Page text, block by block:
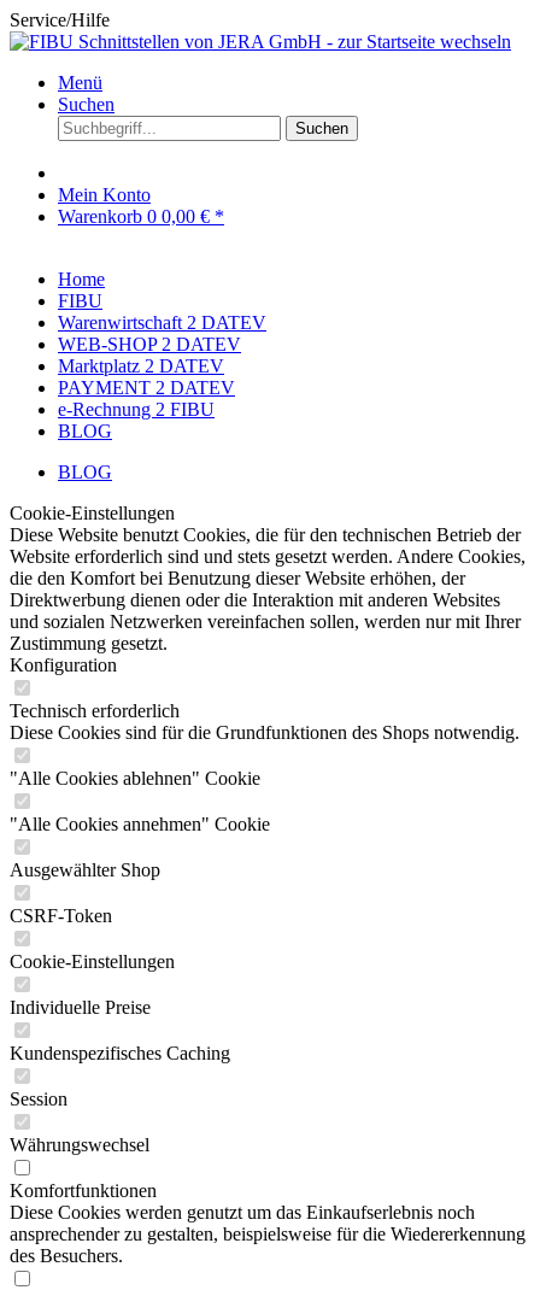
Service/Hilfe
Menü
Suchen
Suchen
Mein Konto
Warenkorb 0 0,00 € *
Home
FIBU
Warenwirtschaft 2 DATEV
WEB-SHOP 2 DATEV
Marktplatz 2 DATEV
PAYMENT 2 DATEV
e-Rechnung 2 FIBU
BLOG
BLOG
Cookie-Einstellungen
Diese Website benutzt Cookies, die für den technischen Betrieb der
Website erforderlich sind und stets gesetzt werden. Andere Cookies,
die den Komfort bei Benutzung dieser Website erhöhen, der
Direktwerbung dienen oder die Interaktion mit anderen Websites
und sozialen Netzwerken vereinfachen sollen, werden nur mit Ihrer
Zustimmung gesetzt.
Konfiguration
Technisch erforderlich
Diese Cookies sind für die Grundfunktionen des Shops notwendig.
"Alle Cookies ablehnen" Cookie
"Alle Cookies annehmen" Cookie
Ausgewählter Shop
CSRF-Token
Cookie-Einstellungen
Individuelle Preise
Kundenspezifisches Caching
Session
Währungswechsel
Komfortfunktionen
Diese Cookies werden genutzt um das Einkaufserlebnis noch
ansprechender zu gestalten, beispielsweise für die Wiedererkennung
des Besuchers.